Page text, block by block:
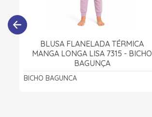
BLUSA FLANELADA TÉRMICA
MANGA LONGA LISA 7315 - BICHO
BAGUNÇA
BICHO BAGUNCA